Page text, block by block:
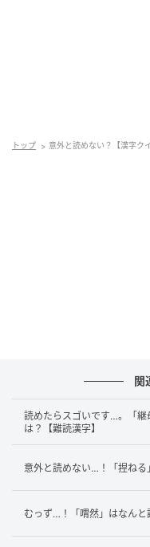
この問題の正解は「
【例文】オフィスの
て按分（あんぶん）す
まとめ
今回の問題はいかが
トップ 意外と読めない？【漢字ク
関
読めたらスゴいです…。「
は？【難読漢字】
意外と読めない…！「捏ね
むっず…！「喟然」はなん